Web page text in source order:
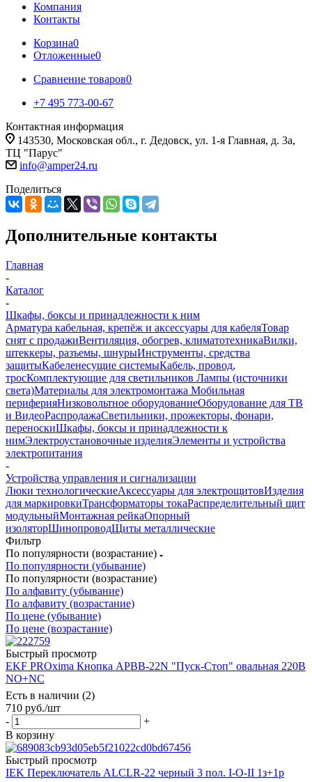
Компания
Контакты
Корзина0
Отложенные0
Сравнение товаров0
+7 495 773-00-67
Контактная информация
143530, Московская обл., г. Дедовск, ул. 1-я Главная, д. 3а,
ТЦ "Парус"
info@amper24.ru
Поделиться
Дополнительные контакты
Главная
-
Каталог
-
Шкафы, боксы и принадлежности к ним
Арматура кабельная, крепёж и аксессуары для кабеляТовар
снят с продажиВентиляция, обогрев, климатотехникаВилки,
штеккеры, разъемы, шнурыИнструменты, средства
защитыКабеленесущие системыКабель, провод,
тросКомплектующие для светильников Лампы (источники
света)Материалы для электромонтажа Мобильная
периферияНизковольтное оборудованиеОборудование для ТВ
и ВидеоРаспродажаСветильники, прожекторы, фонари,
переноскиШкафы, боксы и принадлежности к
нимЭлектроустановочные изделияЭлементы и устройства
электропитания
-
Устройства управления и сигнализации
Люки технологическиеАксессуары для электрощитовИзделия
для маркировкиТрансформаторы токаРаспределительный щит
модульныйМонтажная рейкаОпорный
изоляторШинопроводЩиты металлические
Фильтр
По популярности (возрастание)
По популярности (убывание)
По популярности (возрастание)
По алфавиту (убывание)
По алфавиту (возрастание)
По цене (убывание)
По цене (возрастание)
Быстрый просмотр
EKF PROxima Кнопка APBB-22N "Пуск-Стоп" овальная 220В
NO+NC
Есть в наличии (2)
710 руб./шт
-
+
В корзину
Быстрый просмотр
IEK Переключатель АLСLR-22 черный 3 пол. I-O-II 1з+1р